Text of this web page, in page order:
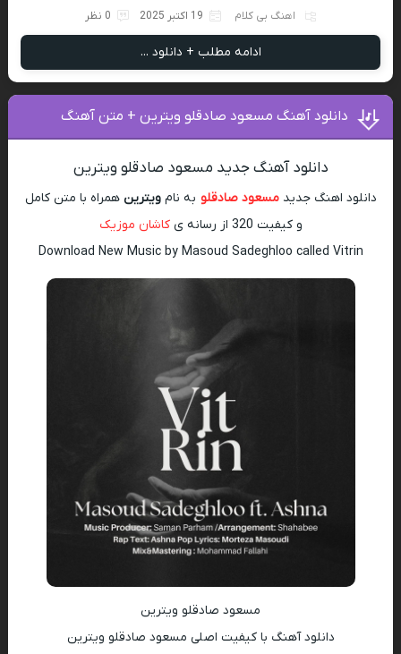
اهنگ بی کلام 19 اکتبر 2025 0 نظر
ادامه مطلب + دانلود ...
دانلود آهنگ مسعود صادقلو ویترین + متن آهنگ
دانلود آهنگ جدید مسعود صادقلو ویترین
دانلود اهنگ جدیدمسعود صادقلو به نامویترین همراه با متن کامل
و کیفیت 320 از رسانه ی
کاشان موزیک
Download New Music by Masoud Sadeghloo called Vitrin
مسعود صادقلو ویترین
دانلود آهنگ با کیفیت اصلی مسعود صادقلو ویترین